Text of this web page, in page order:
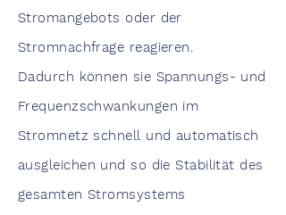
Stromangebots oder der
Stromnachfrage reagieren.
Dadurch können sie Spannungs- und
Frequenzschwankungen im
Stromnetz schnell und automatisch
ausgleichen und so die Stabilität des
gesamten Stromsystems